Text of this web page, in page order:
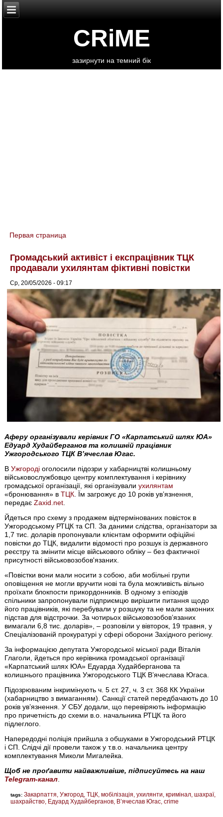
CRiME
зазирнути на темний бік
You are here
Первая страница
Громадський активіст і експрацівник ТЦК
продавали ухилянтам фіктивні повістки
Ср, 20/05/2026 - 09:17
Аферу організували керівник ГО «Карпатський шлях ЮА»
Едуард Худайберганов та колишній працівник
Ужгородського ТЦК В’ячеслав Югас.
ВУжгороді оголосили підозри у хабарництві колишньому
військовослужбовцю центру комплектування і керівнику
громадської організації, які організувалиухилянтам
«бронювання» вТЦК . Їм загрожує до 10 років ув’язнення,
передаєZaxid.net
Йдеться про схему з продажем відтермінованих повісток в
Ужгородському РТЦК та СП. За даними слідства, організатори за
1,7 тис. доларів пропонували клієнтам оформити офіційні
повістки до ТЦК, видалити відомості про розшук із державного
реєстру та змінити місце військового обліку – без фактичної
присутності військовозобов'язаних.
«Повістки вони мали носити з собою, аби мобільні групи
оповіщення не могли вручити нові та була можливість вільно
проїхати блокпости прикордонників. В одному з епізодів
спільники запропонували підприємцю вирішити питання щодо
його працівників, які перебували у розшуку та не мали законних
підстав для відстрочки. За чотирьох військовозобов’язаних
вимагали 6,8 тис. доларів», – розповіли у вівторок, 19 травня, у
Спеціалізованій прокуратурі у сфері оборони Західного регіону.
За інформацією депутата Ужгородської міської ради Віталія
Глаголи, йдеться про керівника громадської організації
«Карпатський шлях ЮА» Едуарда Худайберганова та
колишнього працівника Ужгородського ТЦК В’ячеслава Югаса.
Підозрюваним інкримінують ч. 5 ст. 27, ч. 3 ст. 368 КК України
(хабарництво з вимаганням). Санкції статей передбачають до 10
років ув’язнення. У СБУ додали, що перевіряють інформацію
про причетність до схеми в.о. начальника РТЦК та його
підлеглого.
Напередодні поліція прийшла з обшуками в Ужгородський РТЦК
і СП. Слідчі дії провели також у т.в.о. начальника центру
комплектування Миколи Мигалейка.
Щоб не проґавити найважливіше, підписуйтесь на наш
Telegram-канал
tags:Закарпаття Ужгород ТЦК мобілізація ухилянти кримінал шахраї
шахрайство Едуард Худайберганов В’ячеслав Югас crime